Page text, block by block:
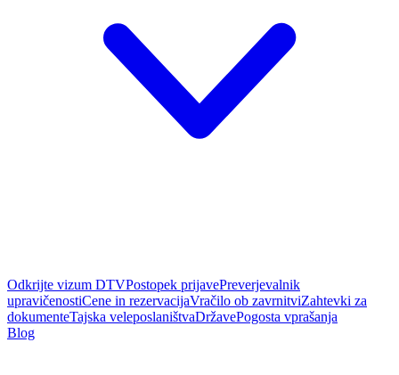
Odkrijte vizum DTVPostopek prijavePreverjevalnik
upravičenostiCene in rezervacijaVračilo ob zavrnitviZahtevki za
dokumenteTajska veleposlaništvaDržavePogosta vprašanja
Blog